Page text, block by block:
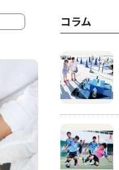
4
コラム